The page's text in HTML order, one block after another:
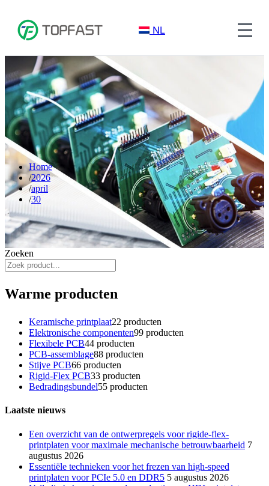
NL
Home
2026
april
30
Zoeken
Warme producten
Keramische printplaat22 producten
Elektronische componenten99 producten
Flexibele PCB44 producten
PCB-assemblage88 producten
Stijve PCB66 producten
Rigid-Flex PCB33 producten
Bedradingsbundel55 producten
Laatste nieuws
Een overzicht van de ontwerpregels voor rigide-flex-
printplaten voor maximale mechanische betrouwbaarheid 7
augustus 2026
Essentiële technieken voor het frezen van high-speed
printplaten voor PCIe 5.0 en DDR5 5 augustus 2026